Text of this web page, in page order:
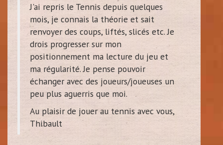
J'ai repris le Tennis depuis quelques
mois, je connais la théorie et sait
renvoyer des coups, liftés, slicés etc. Je
drois progresser sur mon
positionnement ma lecture du jeu et
ma régularité. Je pense pouvoir
échanger avec des joueurs/joueuses un
peu plus aguerris que moi.
Au plaisir de jouer au tennis avec vous,
Thibault